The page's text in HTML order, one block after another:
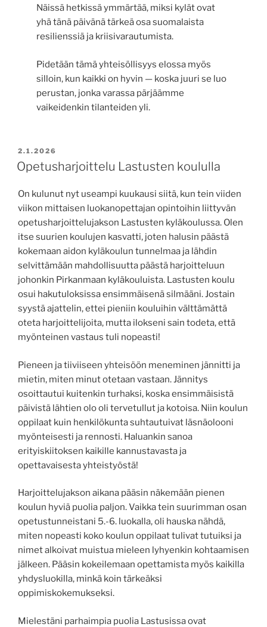
Näissä hetkissä ymmärtää, miksi kylät ovat
yhä tänä päivänä tärkeä osa suomalaista
resilienssiä ja kriisivarautumista.
Pidetään tämä yhteisöllisyys elossa myös
silloin, kun kaikki on hyvin — koska juuri se luo
perustan, jonka varassa pärjäämme
vaikeidenkin tilanteiden yli.
JULKAISTU
2.1.2026
Opetusharjoittelu Lastusten koululla
On kulunut nyt useampi kuukausi siitä, kun tein viiden
viikon mittaisen luokanopettajan opintoihin liittyvän
opetusharjoittelujakson Lastusten kyläkoulussa. Olen
itse suurien koulujen kasvatti, joten halusin päästä
kokemaan aidon kyläkoulun tunnelmaa ja lähdin
selvittämään mahdollisuutta päästä harjoitteluun
johonkin Pirkanmaan kyläkouluista. Lastusten koulu
osui hakutuloksissa ensimmäisenä silmääni. Jostain
syystä ajattelin, ettei pieniin kouluihin välttämättä
oteta harjoittelijoita, mutta ilokseni sain todeta, että
myönteinen vastaus tuli nopeasti!
Pieneen ja tiiviiseen yhteisöön meneminen jännitti ja
mietin, miten minut otetaan vastaan. Jännitys
osoittautui kuitenkin turhaksi, koska ensimmäisistä
päivistä lähtien olo oli tervetullut ja kotoisa. Niin koulun
oppilaat kuin henkilökunta suhtautuivat läsnäolooni
myönteisesti ja rennosti. Haluankin sanoa
erityiskiitoksen kaikille kannustavasta ja
opettavaisesta yhteistyöstä!
Harjoittelujakson aikana pääsin näkemään pienen
koulun hyviä puolia paljon. Vaikka tein suurimman osan
opetustunneistani 5.-6. luokalla, oli hauska nähdä,
miten nopeasti koko koulun oppilaat tulivat tutuiksi ja
nimet alkoivat muistua mieleen lyhyenkin kohtaamisen
jälkeen. Pääsin kokeilemaan opettamista myös kaikilla
yhdysluokilla, minkä koin tärkeäksi
oppimiskokemukseksi.
Mielestäni parhaimpia puolia Lastusissa ovat